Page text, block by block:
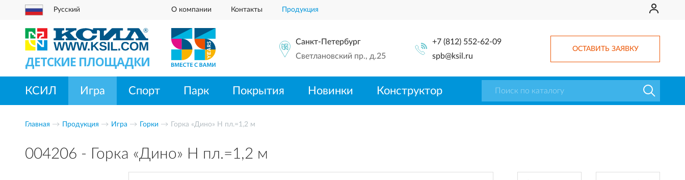
Русский О компании Контакты Продукция
ДЕТСКИЕ ПЛОЩАДКИ
Санкт-Петербург
Светлановский пр., д.25
+7 (812) 552-62-09
spb@ksil.ru
ОСТАВИТЬ ЗАЯВКУ
КСИЛ Игра Спорт Парк Покрытия Новинки Конструктор
Главная Продукция Игра Горки Горка «Дино» Н пл.=1,2 м
004206 - Горка «Дино» Н пл.=1,2 м